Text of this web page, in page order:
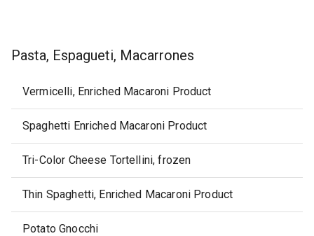
Pasta, Espagueti, Macarrones
Vermicelli, Enriched Macaroni Product
Spaghetti Enriched Macaroni Product
Tri-Color Cheese Tortellini, frozen
Thin Spaghetti, Enriched Macaroni Product
Potato Gnocchi